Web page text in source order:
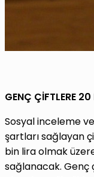
GENÇ ÇİFTLERE 20
Sosyal inceleme
şartları sağlayan
bin lira olmak
sağlanacak.